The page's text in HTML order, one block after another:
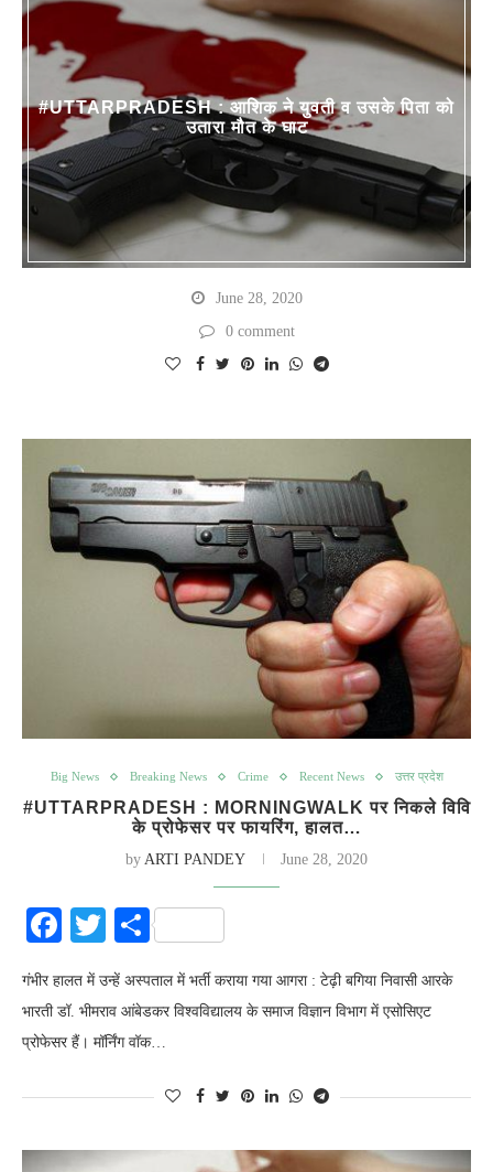
#UTTARPRADESH : आशिक ने युवती व उसके पिता को
उतारा मौत के घाट
June 28, 2020
0 comment
Big News Breaking News Crime Recent News उत्तर प्रदेश
#UTTARPRADESH : MORNINGWALK पर निकले विवि
के प्रोफेसर पर फायरिंग, हालत…
by ARTI PANDEY June 28, 2020
Facebook
Twitter
Share
गंभीर हालत में उन्हें अस्पताल में भर्ती कराया गया आगरा : टेढ़ी बगिया निवासी आरके
भारती डॉ. भीमराव आंबेडकर विश्वविद्यालय के समाज विज्ञान विभाग में एसोसिएट
प्रोफेसर हैं। मॉर्निंग वॉक…